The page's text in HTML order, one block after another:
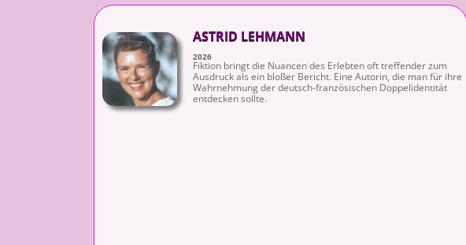
ASTRID LEHMANN
2026
Fiktion bringt die Nuancen des Erlebten oft treffender zum
Ausdruck als ein bloßer Bericht. Eine Autorin, die man für ihre
Wahrnehmung der deutsch-französischen Doppelidentität
entdecken sollte.